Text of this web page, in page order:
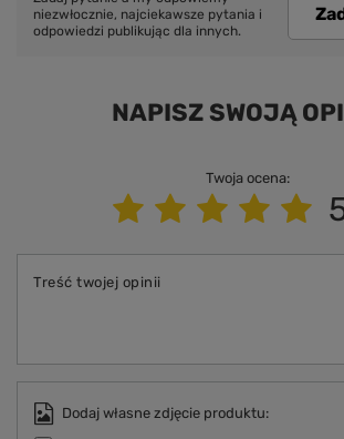
niezwłocznie, najciekawsze pytania i
odpowiedzi publikując dla innych.
NAPISZ SWOJĄ
Twoja ocena:
Treść twojej opinii
Dodaj własne zdjęcie produktu: